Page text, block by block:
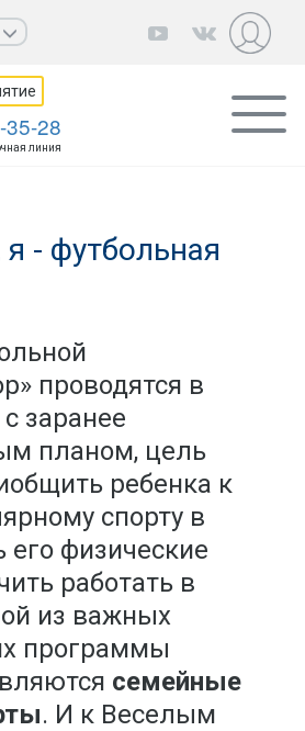
35-28
линия
- футбольная
проводятся в
заранее
планом, цель
ребенка к
спорту в
его физические
работать в
из важных
программы
семейные
. И к Веселым